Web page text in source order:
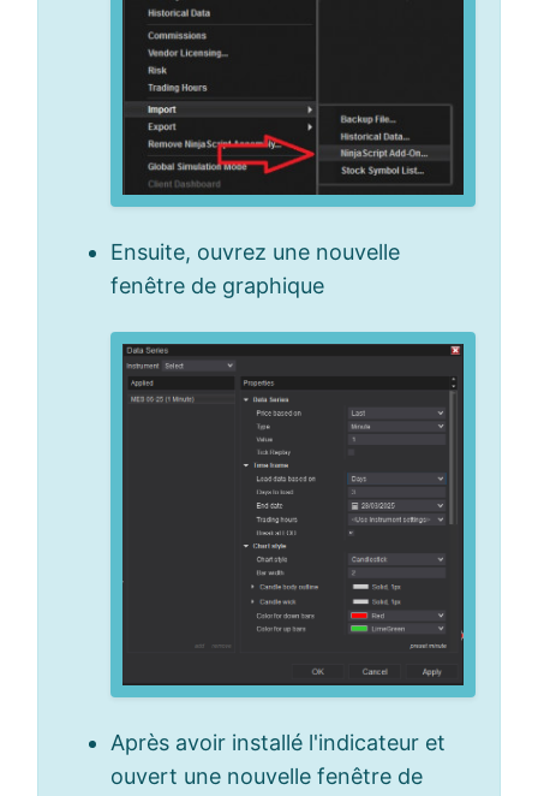
Ensuite, ouvrez une nouvelle
fenêtre de graphique
Après avoir installé l'indicateur et
ouvert une nouvelle fenêtre de